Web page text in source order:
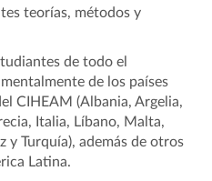
teorías, métodos y
de todo el
de los países
CIHEAM (Albania, Argelia,
Italia, Líbano, Malta,
y Turquía), además de otros
Latina.